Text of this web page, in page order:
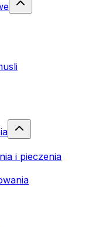
i pieczenia